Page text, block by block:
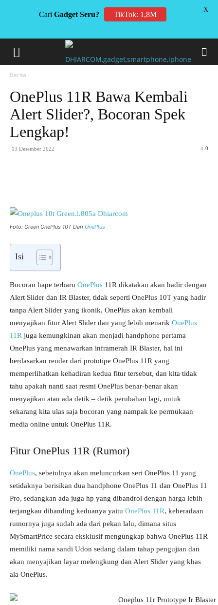
Berita
OnePlus 11R Bawa Kembali
Alert Slider?, Bocoran Spek
Lengkap!
13 Desember 2022 0
Foto: Green OnePlus 10T Dari OnePlus
Isi
Bocoran hape terbaru OnePlus 11R dikatakan akan hadir dengan
Alert Slider dan IR Blaster, tidak seperti OnePlus 10T yang hadir
tanpa Alert Slider yang ikonik, OnePlus akan kembali
menyajikan fitur Alert Slider dan yang lebih menarik OnePlus
11R juga kemungkinan akan menjadi handphone pertama
OnePlus yang menawarkan inframerah IR Blaster, hal ini
berdasarkan render dari prototipe OnePlus 11R yang
memperlihatkan kehadiran kedua fitur tersebut, dan kita tidak
tahu apakah nanti saat resmi OnePlus benar-benar akan
menyajikan atau ada detik – detik perubahan lagi, untuk
sekarang kita ulas saja bocoran yang nampak ke permukaan
media online untuk OnePlus 11R.
Fitur OnePlus 11R (Rumor)
OnePlus, sebetulnya akan meluncurkan seri OnePlus 11 yang
setidaknya berisikan dua handphone OnePlus 11 dan OnePlus 11
Pro, sedangkan ada juga hp yang dibandrol dengan harga lebih
terjangkau dibanding keduanya yaitu OnePlus 11R, keberadaan
rumornya juga sudah ada dari pekan lalu, dimana situs
MySmartPrice secara eksklusif mengungkap bahwa OnePlus 11R
memiliki nama sandi Udon sedang dalam tahap pengujian dan
akan menyajikan layar melengkung dan Alert Slider yang khas
ala OnePlus.
Cari Gadget Seru? TikTok: 1,8M
X